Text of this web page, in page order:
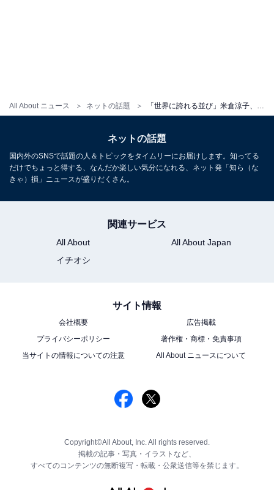
All About ニュース ネットの話題
ネットの話題
国内外のSNSで話題の人＆トピックをタイムリーにお届けします。知ってる
だけでちょっと得する、なんだか楽しい気分になれる、ネット発「知ら（な
きゃ）損」ニュースが盛りだくさん。
関連サービス
All About
All About Japan
イチオシ
サイト情報
会社概要
広告掲載
プライバシーポリシー
著作権・商標・免責事項
当サイトの情報についての注意
All About ニュースについて
Copyright©All About, Inc. All rights reserved.
掲載の記事・写真・イラストなど、
すべてのコンテンツの無断複写・転載・公衆送信等を禁じます。